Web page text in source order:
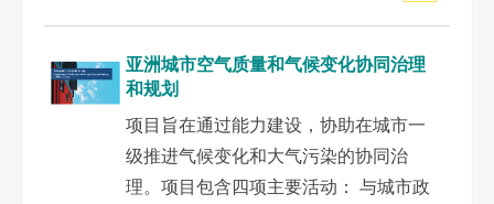
亚洲城市空气质量和气候变化协同治理
和规划
项目旨在通过能力建设，协助在城市一
级推进气候变化和大气污染的协同治
理。项目包含四项主要活动： 与城市政